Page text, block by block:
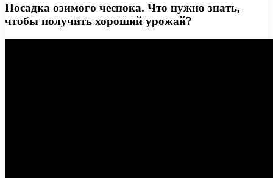
Посадка озимого чеснока. Что нужно знать,
чтобы получить хороший урожай?